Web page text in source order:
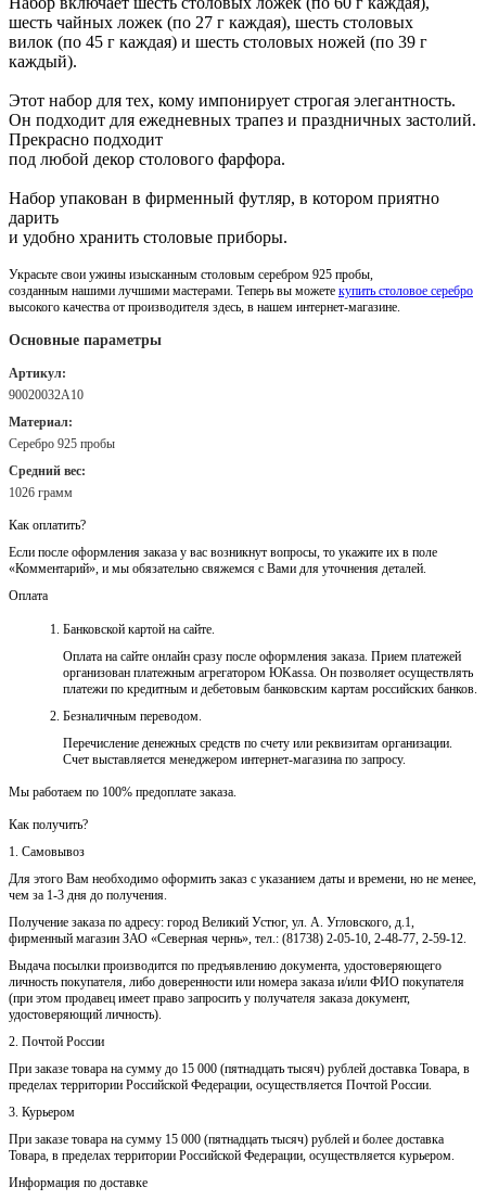
шесть чайных ложек (по 27 г каждая), шесть столовых
вилок (по 45 г каждая) и шесть столовых ножей (по 39 г
каждый).
Этот набор для тех, кому импонирует строгая элегантность.
Он подходит для ежедневных трапез и праздничных застолий.
Прекрасно подходит
под любой декор столового фарфора.
Набор упакован в фирменный футляр, в котором приятно
дарить
и удобно хранить столовые приборы.
Украсьте свои ужины изысканным столовым серебром 925 пробы,
созданным нашими лучшими мастерами. Теперь вы можете купить столовое серебро
высокого качества от производителя здесь, в нашем интернет-магазине.
Основные параметры
Артикул:
90020032А10
Материал:
Серебро 925 пробы
Средний вес:
1026 грамм
Как оплатить?
Если после оформления заказа у вас возникнут вопросы, то укажите их в поле
«Комментарий», и мы обязательно свяжемся с Вами для уточнения деталей.
Оплата
Банковской картой на сайте.
Оплата на сайте онлайн сразу после оформления заказа. Прием платежей
организован платежным агрегатором ЮKassa. Он позволяет осуществлять
платежи по кредитным и дебетовым банковским картам российских банков.
Безналичным переводом.
Перечисление денежных средств по счету или реквизитам организации.
Счет выставляется менеджером интернет-магазина по запросу.
Мы работаем по 100% предоплате заказа.
Как получить?
1. Самовывоз
Для этого Вам необходимо оформить заказ с указанием даты и времени, но не менее,
чем за 1-3 дня до получения.
Получение заказа по адресу: город Великий Устюг, ул. А. Угловского, д.1,
фирменный магазин ЗАО «Северная чернь», тел.: (81738) 2-05-10, 2-48-77, 2-59-12.
Выдача посылки производится по предъявлению документа, удостоверяющего
личность покупателя, либо доверенности или номера заказа и/или ФИО покупателя
(при этом продавец имеет право запросить у получателя заказа документ,
удостоверяющий личность).
2. Почтой России
При заказе товара на сумму до 15 000 (пятнадцать тысяч) рублей доставка Товара, в
пределах территории Российской Федерации, осуществляется Почтой России.
3. Курьером
При заказе товара на сумму 15 000 (пятнадцать тысяч) рублей и более доставка
Товара, в пределах территории Российской Федерации, осуществляется курьером.
Информация по доставке